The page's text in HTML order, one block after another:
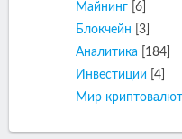
Майнинг [6]
Блокчейн
[3]
Аналитика
[184]
Инвестиции
[4]
Мир криптовалют